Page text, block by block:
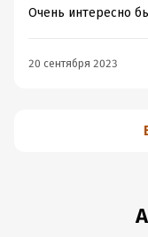
Очень интересно
20 сентября 2023